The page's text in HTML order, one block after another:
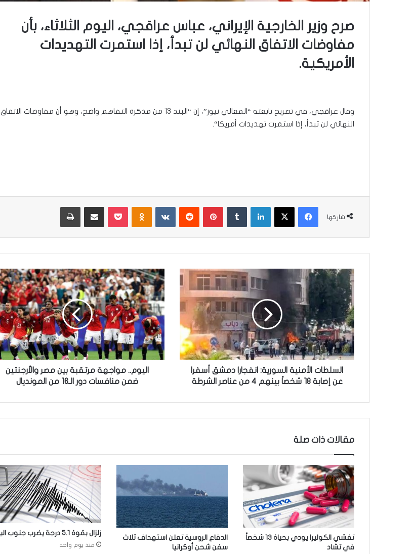
صرح وزير الخارجية الإيراني، عباس عراقجي، اليوم الثلاثاء، بأن
مفاوضات الاتفاق النهائي لن تبدأ، إذا استمرت التهديدات
الأمريكية.
وقال عراقجي، في تصريح تابعته “المعالي نيوز”، إن “البند 13 من مذكرة التفاهم واضح، وهو أن مفاوضات الاتفاق
النهائي لن تبدأ، إذا استمرت تهديدات أمريكا“.
شاركها
فيسبوك ‫X لينكدإن بينتيريست ‏VKontakte
ا
ل
س
ل
ط
ا
ت
ل
ي
س
و
ر
ي
ة
:
ا
ن
ج
ا
السلطات الأمنية السورية: انفجارا دمشق أسفرا
عن إصابة 18 شخصاً بينهم 4 من عناصر الشرطة
ل
ي
و
م
.
.
م
و
ة
ب
ة
ي
ن
م
ص
ر
و
اليوم.. مواجهة مرتقبة بين مصر والأرجنتين
ضمن منافسات دور الـ16 من المونديال
مقالات ذات صلة
تفشي الكوليرا يودي بحياة 13 شخصاً
في تشاد
الدفاع الروسية تعلن استهداف ثلاث
سفن شحن أوكرانيا
زلزال بقوة 5.1 درجة يضرب جنوب اليابان
منذ يوم واحد